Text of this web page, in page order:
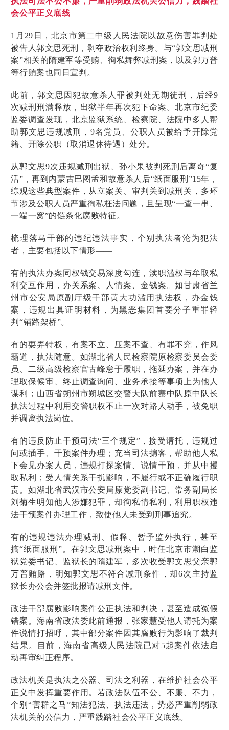
会公平正义底线
1月29日，北京市第二中级人民法院以故意伤害罪判处
被告人郭文思死刑，剥夺政治权利终身。与“郭文思减刑
案”相关的隋建军等受贿、徇私舞弊减刑案，以及郭万普
等行贿案也同日宣判。
此前，郭文思因犯故意杀人罪被判处无期徒刑，后经9
次减刑刑满释放，出狱半年再次犯下命案。北京市纪委
监委调查发现，北京监狱系统、检察院、法院中多人帮
助郭文思违规减刑，9名党员、公职人员被给予开除党
籍、开除公职（取消退休待遇）处分。
从郭文思9次违规减刑出狱、孙小果被判死刑后离奇“复
活”，再到内蒙古巴图孟和故意杀人后“纸面服刑”15年，
综观这些典型案件，从立案关、审判关到减刑关，多环
节涉及公职人员严重徇私枉法问题，且呈现“一查一串、
一端一窝”的链条化腐败特征。
梳理落马干部的违纪违法事实，个别执法者沦为犯法
者，主要包括以下情形——
有的执法办案同权钱交易深度勾连，渎职滥权与牟取私
利交互作用，办关系案、人情案、金钱案。如甘肃省兰
州市公安局原副厅级干部黄大功滥用执法权，办金钱
案，违规出具证明材料，为黑恶集团首要分子重罪轻
判“铺路架桥”。
有的耍弄特权，有案不立、压案不查、有罪不究，作风
霸道，执法随意。如湖北省人民检察院原检察委员会委
员、二级高级检察官古峰怠于履职，拖延办案，并在办
理取保候审、终止调查询问、业务承接等事项上为他人
谋利；山西省朔州市朔城区交警大队前寨中队原中队长
执法过程中利用交警职权不止一次对路人动手，被免职
并调离执法岗位。
有的违反防止干预司法“三个规定”，接受请托，违规过
问或插手、干预案件办理；充当司法掮客，帮助他人私
下会见办案人员，违规打探案情、说情干预，并从中攫
取私利；受人情关系干扰影响，不履行或不正确履行职
责。如湖北省武汉市公安局原党委副书记、常务副局长
刘菊生明知他人涉嫌犯罪，却徇私情私利，利用职权违
法干预案件办理工作，致使他人未受到刑事追究。
有的违规违法办理减刑、假释、暂予监外执行，甚至
搞“纸面服刑”。在郭文思减刑案中，时任北京市潮白监
狱党委书记、监狱长的隋建军，多次收受郭文思父亲郭
万普贿赂，明知郭文思不符合减刑条件，却6次主持监
狱长办公会并签批报请减刑文件。
政法干部腐败影响案件公正执法和判决，甚至造成冤假
错案。海南省政法委此前通报，张家慧受他人请托为案
件说情打招呼，其中部分案件因其腐败行为影响了裁判
结果。目前，海南省高级人民法院已对5起案件依法启
动再审纠正程序。
政法机关是执法之公器、司法之利器，在维护社会公平
正义中发挥重要作用。若政法队伍不公、不廉、不力，
个别“害群之马”知法犯法、执法违法，势必严重削弱政
法机关的公信力，严重践踏社会公平正义底线。